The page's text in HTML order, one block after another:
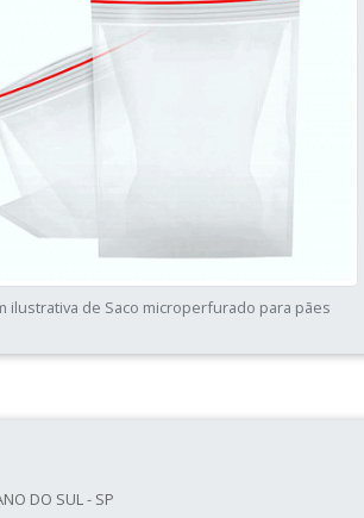
ilustrativa de Saco microperfurado para pães
DO SUL - SP